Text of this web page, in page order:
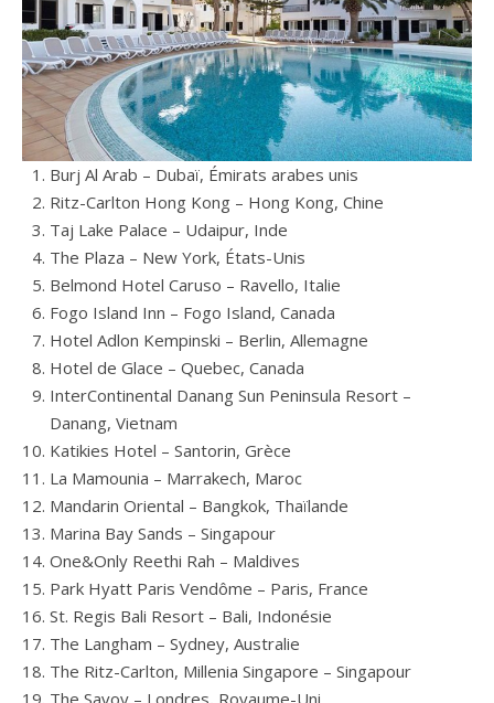
Burj Al Arab – Dubaï, Émirats arabes unis
Ritz-Carlton Hong Kong – Hong Kong, Chine
Taj Lake Palace – Udaipur, Inde
The Plaza – New York, États-Unis
Belmond Hotel Caruso – Ravello, Italie
Fogo Island Inn – Fogo Island, Canada
Hotel Adlon Kempinski – Berlin, Allemagne
Hotel de Glace – Quebec, Canada
InterContinental Danang Sun Peninsula Resort –
Danang, Vietnam
Katikies Hotel – Santorin, Grèce
La Mamounia – Marrakech, Maroc
Mandarin Oriental – Bangkok, Thaïlande
Marina Bay Sands – Singapour
One&Only Reethi Rah – Maldives
Park Hyatt Paris Vendôme – Paris, France
St. Regis Bali Resort – Bali, Indonésie
The Langham – Sydney, Australie
The Ritz-Carlton, Millenia Singapore – Singapour
The Savoy – Londres, Royaume-Uni